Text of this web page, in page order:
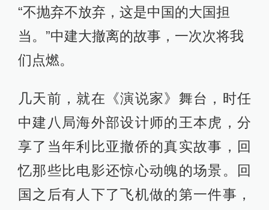
“不抛弃不放弃，这是中国的大国担
当。”中建大撤离的故事，一次次将我
们点燃。
几天前，就在《演说家》舞台，时任
中建八局海外部设计师的王本虎，分
享了当年利比亚撤侨的真实故事，回
忆那些比电影还惊心动魄的场景。回
国之后有人下了飞机做的第一件事，